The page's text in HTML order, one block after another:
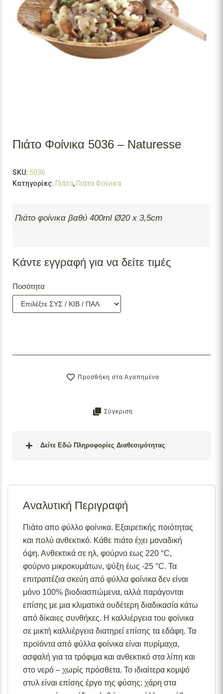
Πιάτο Φοίνικα 5036 – Naturesse
SKU: 5036
Κατηγορίες: Πιάτα, Πιάτα Φοίνικα
Πιάτο φοίνικα βαθύ 400ml Ø20 x 3,5cm
Κάντε εγγραφή για να δείτε τιμές
Ποσότητα
Προσθήκη στα Αγαπημένα
Σύγκριση
Δείτε Εδώ Πληροφορίες Διαθεσιμότητας
Διαθέσιμο κατόπιν παραγγελίας:
ημερομηνία εξόφλησης της παραγγελίας σας.
Σε απόθεμα (επιπλέον μπορεί να ζητηθεί κατόπιν
παραγγελίας):Μερική ποσότητα είναι άμεσα διαθέσιμη
για αποστολή και το υπόλοιπο σε 2 – 4 εβδομάδες από
την ημερομηνία εξόφλησης της παραγγελίας σας.
Για περισσότερες λεπτομέρειες σχετικά με τις
διαθεσιμότητες προϊόντων, παρακαλούμε επικοινωνήστε
μαζί μας στοinfo@skgecoshop.com ή στο2315 005
998
Αναλυτική Περιγραφή
Πιάτο απο φύλλο φοίνικα. Εξαιρετικής ποιότητας
και πολύ ανθεκτικό. Κάθε πιάτο έχει μοναδική
όψη. Ανθεκτικά σε ηλ, φούρνο εως 220 °C,
φούρνο μικροκυμάτων, ψύξη έως -25 °C. Τα
επιτραπέζια σκεύη από φύλλα φοίνικα δεν είναι
μόνο 100% βιοδιασπώμενα, αλλά παράγονται
επίσης με μια κλιματικά ουδέτερη διαδικασία κάτω
από δίκαιες συνθήκες. Η καλλιέργεια του φοίνικα
σε μικτή καλλιέργεια διατηρεί επίσης τα εδάφη. Τα
προϊόντα από φύλλα φοίνικα είναι πυρίμαχα,
ασφαλή για τα τρόφιμα και ανθεκτικό στα λίπη και
στο νερό – χωρίς πρόσθετα. Το ιδιαίτερα κομψό
στυλ είναι επίσης έργο της φύσης: χάρη στα